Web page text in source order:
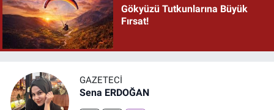
Gökyüzü Tutkunlarına Büyük
Fırsat!
GAZETECI
Sena ERDOĞAN